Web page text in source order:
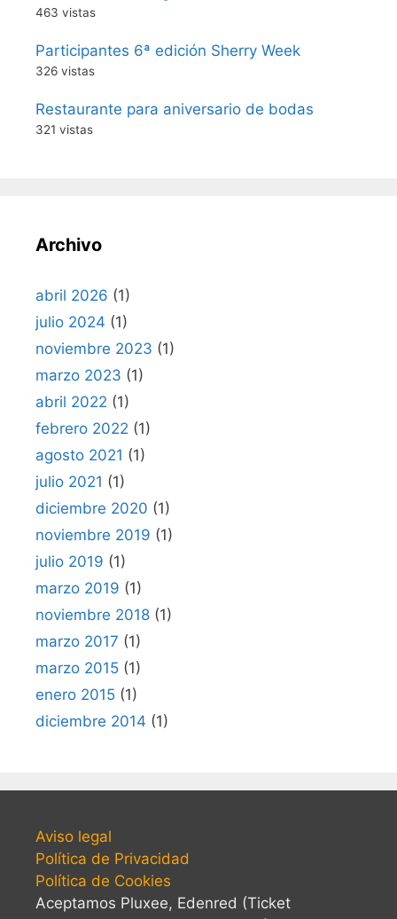
463 vistas
Participantes 6ª edición Sherry Week
326 vistas
Restaurante para aniversario de bodas
321 vistas
Archivo
abril 2026 (1)
julio 2024 (1)
noviembre 2023 (1)
marzo 2023 (1)
abril 2022 (1)
febrero 2022 (1)
agosto 2021 (1)
julio 2021 (1)
diciembre 2020 (1)
noviembre 2019 (1)
julio 2019 (1)
marzo 2019 (1)
noviembre 2018 (1)
marzo 2017 (1)
marzo 2015 (1)
enero 2015 (1)
diciembre 2014 (1)
Aviso legal
Política de Privacidad
Política de Cookies
Aceptamos Pluxee, Edenred (Ticket